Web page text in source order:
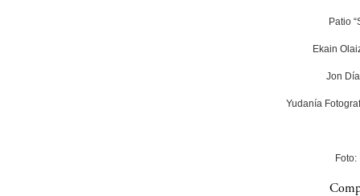
Patio
Ekain
Jon
Yudanía
Foto: